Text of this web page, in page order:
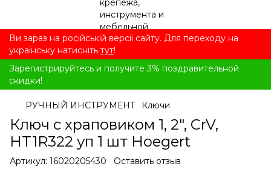
Ви зараз на російській версії сайту. Для переходу на
українську натисніть тут!
Зарегистрируйтесь и получите 3% поздравительной
скидки!
РУЧНЫЙ ИНСТРУМЕНТ Ключи
Ключ с храповиком 1, 2", CrV,
HT1R322 уп 1 шт Hoegert
Артикул: 16020205430 Оставить отзыв